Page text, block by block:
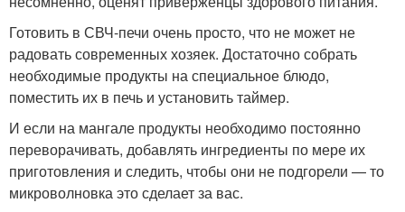
Готовить в СВЧ-печи очень просто, что не может не
радовать современных хозяек. Достаточно собрать
необходимые продукты на специальное блюдо,
поместить их в печь и установить таймер.
И если на мангале продукты необходимо постоянно
переворачивать, добавлять ингредиенты по мере их
приготовления и следить, чтобы они не подгорели — то
микроволновка это сделает за вас.